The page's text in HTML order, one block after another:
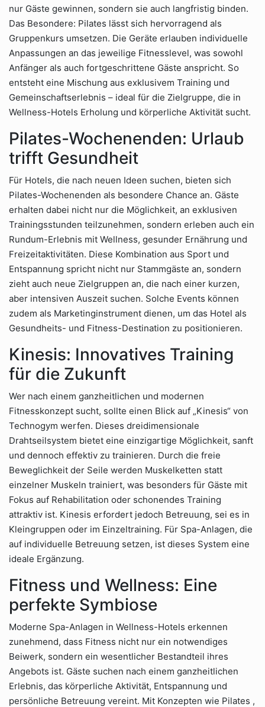
nur Gäste gewinnen, sondern sie auch langfristig binden.
Das Besondere: Pilates lässt sich hervorragend als
Gruppenkurs umsetzen. Die Geräte erlauben individuelle
Anpassungen an das jeweilige Fitnesslevel, was sowohl
Anfänger als auch fortgeschrittene Gäste anspricht. So
entsteht eine Mischung aus exklusivem Training und
Gemeinschaftserlebnis – ideal für die Zielgruppe, die in
Wellness-Hotels Erholung und körperliche Aktivität sucht.
Pilates-Wochenenden: Urlaub
trifft Gesundheit
Für Hotels, die nach neuen Ideen suchen, bieten sich
Pilates-Wochenenden als besondere Chance an. Gäste
erhalten dabei nicht nur die Möglichkeit, an exklusiven
Trainingsstunden teilzunehmen, sondern erleben auch ein
Rundum-Erlebnis mit Wellness, gesunder Ernährung und
Freizeitaktivitäten. Diese Kombination aus Sport und
Entspannung spricht nicht nur Stammgäste an, sondern
zieht auch neue Zielgruppen an, die nach einer kurzen,
aber intensiven Auszeit suchen. Solche Events können
zudem als Marketinginstrument dienen, um das Hotel als
Gesundheits- und Fitness-Destination zu positionieren.
Kinesis: Innovatives Training
für die Zukunft
Wer nach einem ganzheitlichen und modernen
Fitnesskonzept sucht, sollte einen Blick auf „Kinesis“ von
Technogym werfen. Dieses dreidimensionale
Drahtseilsystem bietet eine einzigartige Möglichkeit, sanft
und dennoch effektiv zu trainieren. Durch die freie
Beweglichkeit der Seile werden Muskelketten statt
einzelner Muskeln trainiert, was besonders für Gäste mit
Fokus auf Rehabilitation oder schonendes Training
attraktiv ist. Kinesis erfordert jedoch Betreuung, sei es in
Kleingruppen oder im Einzeltraining. Für Spa-Anlagen, die
auf individuelle Betreuung setzen, ist dieses System eine
ideale Ergänzung.
Fitness und Wellness: Eine
perfekte Symbiose
Moderne Spa-Anlagen in Wellness-Hotels erkennen
zunehmend, dass Fitness nicht nur ein notwendiges
Beiwerk, sondern ein wesentlicher Bestandteil ihres
Angebots ist. Gäste suchen nach einem ganzheitlichen
Erlebnis, das körperliche Aktivität, Entspannung und
persönliche Betreuung vereint. Mit Konzepten wie Pilates ,